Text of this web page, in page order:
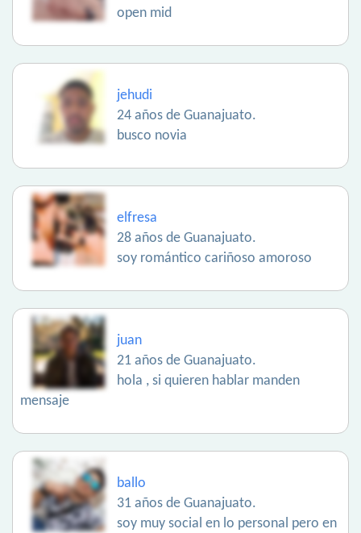
open mid
jehudi
24 años de Guanajuato.
busco novia
elfresa
28 años de Guanajuato.
soy romántico cariñoso amoroso
juan
21 años de Guanajuato.
hola , si quieren hablar manden
mensaje
ballo
31 años de Guanajuato.
soy muy social en lo personal pero en